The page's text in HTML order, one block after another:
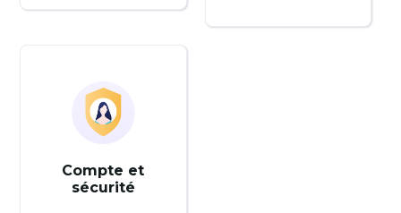
Compte et
sécurité